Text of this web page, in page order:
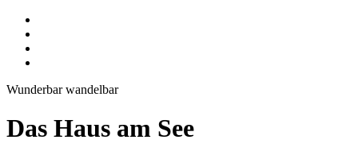
Wunderbar wandelbar
Das Haus am See